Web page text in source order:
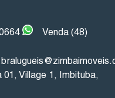
Venda (48)
01, Village 1, Imbituba,